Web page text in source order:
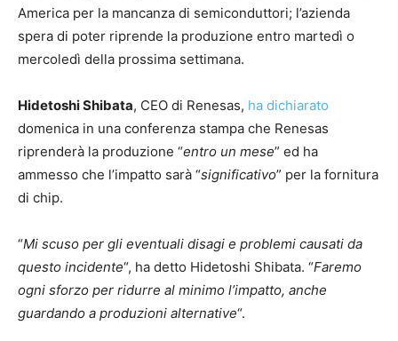
America per la mancanza di semiconduttori; l’azienda
spera di poter riprende la produzione entro martedì o
mercoledì della prossima settimana.
Hidetoshi Shibata, CEO di Renesas, ha dichiarato
domenica in una conferenza stampa che Renesas
riprenderà la produzione “entro un mese” ed ha
ammesso che l’impatto sarà “significativo” per la fornitura
di chip.
“Mi scuso per gli eventuali disagi e problemi causati da
questo incidente“, ha detto Hidetoshi Shibata. “Faremo
ogni sforzo per ridurre al minimo l’impatto, anche
guardando a produzioni alternative“.